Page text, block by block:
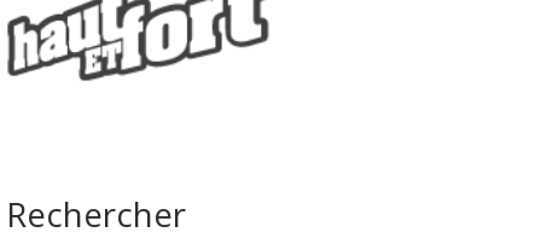
Rechercher